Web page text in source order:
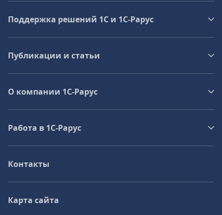
Поддержка решений 1С и 1С‑Рарус
Публикации и статьи
О компании 1C-Рарус
Работа в 1С‑Рарус
Контакты
Карта сайта